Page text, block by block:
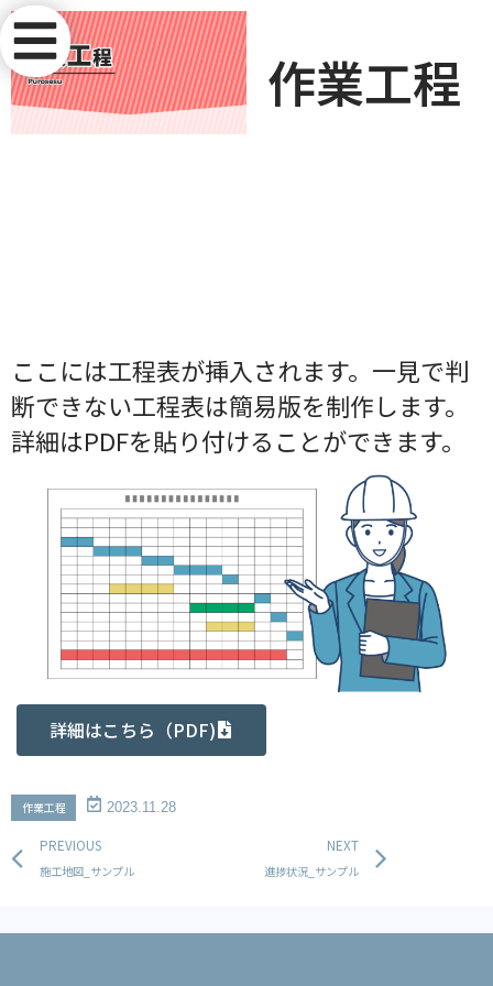
作業工程
ここには工程表が挿入されます。一見で判
断できない工程表は簡易版を制作します。
詳細はPDFを貼り付けることができます。
詳細はこちら（PDF)
作業工程 2023.11.28
Prev
PREVIOUS
施工地図_サンプル
NEXT
進捗状況_サンプル